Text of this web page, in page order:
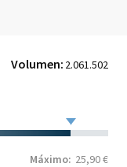
Volumen: 2.061.502
Máximo: 25,90 €